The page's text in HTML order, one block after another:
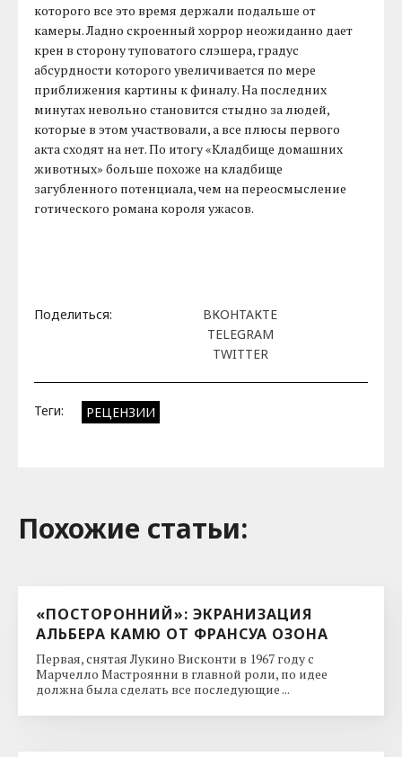
которого все это время держали подальше от
камеры. Ладно скроенный хоррор неожиданно дает
крен в сторону туповатого слэшера, градус
абсурдности которого увеличивается по мере
приближения картины к финалу. На последних
минутах невольно становится стыдно за людей,
которые в этом участвовали, а все плюсы первого
акта сходят на нет. По итогу «Кладбище домашних
животных» больше похоже на кладбище
загубленного потенциала, чем на переосмысление
готического романа короля ужасов.
Поделиться:
ВКОНТАКТЕ
TELEGRAM
TWITTER
Теги: РЕЦЕНЗИИ
Похожие cтатьи:
«ПОСТОРОННИЙ»: ЭКРАНИЗАЦИЯ
АЛЬБЕРА КАМЮ ОТ ФРАНСУА ОЗОНА
Первая, снятая Лукино Висконти в 1967 году с
Марчелло Мастроянни в главной роли, по идее
должна была сделать все последующие ...